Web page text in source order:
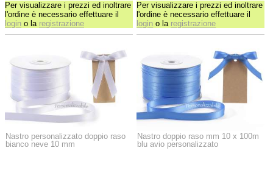
Per visualizzare i prezzi ed inoltrare
l'ordine è necessario effettuare il
login o la registrazione
Per visualizzare i prezzi ed inoltrare
l'ordine è necessario effettuare il
login o la registrazione
Nastro personalizzato doppio raso
bianco neve 10 mm
Nastro doppio raso mm 10 x 100m
blu avio personalizzato